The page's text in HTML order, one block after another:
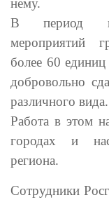
В период
мероприятий
более 60
добровольно
различного вида.
Работа в этом
городах и
региона.
Сотрудники